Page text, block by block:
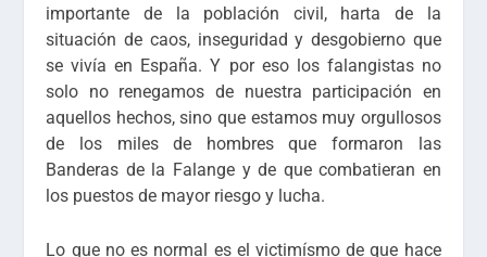
importante de la población civil, harta de la
situación de caos, inseguridad y desgobierno que
se vivía en España. Y por eso los falangistas no
solo no renegamos de nuestra participación en
aquellos hechos, sino que estamos muy orgullosos
de los miles de hombres que formaron las
Banderas de la Falange y de que combatieran en
los puestos de mayor riesgo y lucha.
Lo que no es normal es el victimísmo de que hace